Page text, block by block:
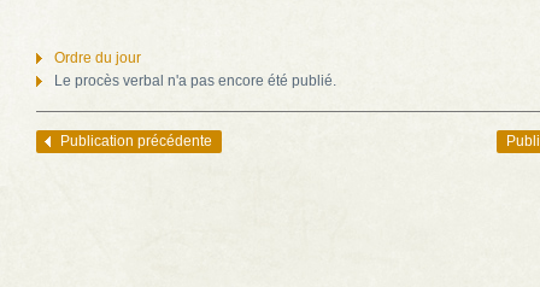
Ordre du jour
Le procès verbal n'a pas encore été publié.
Navigation des articles
Publication précédente